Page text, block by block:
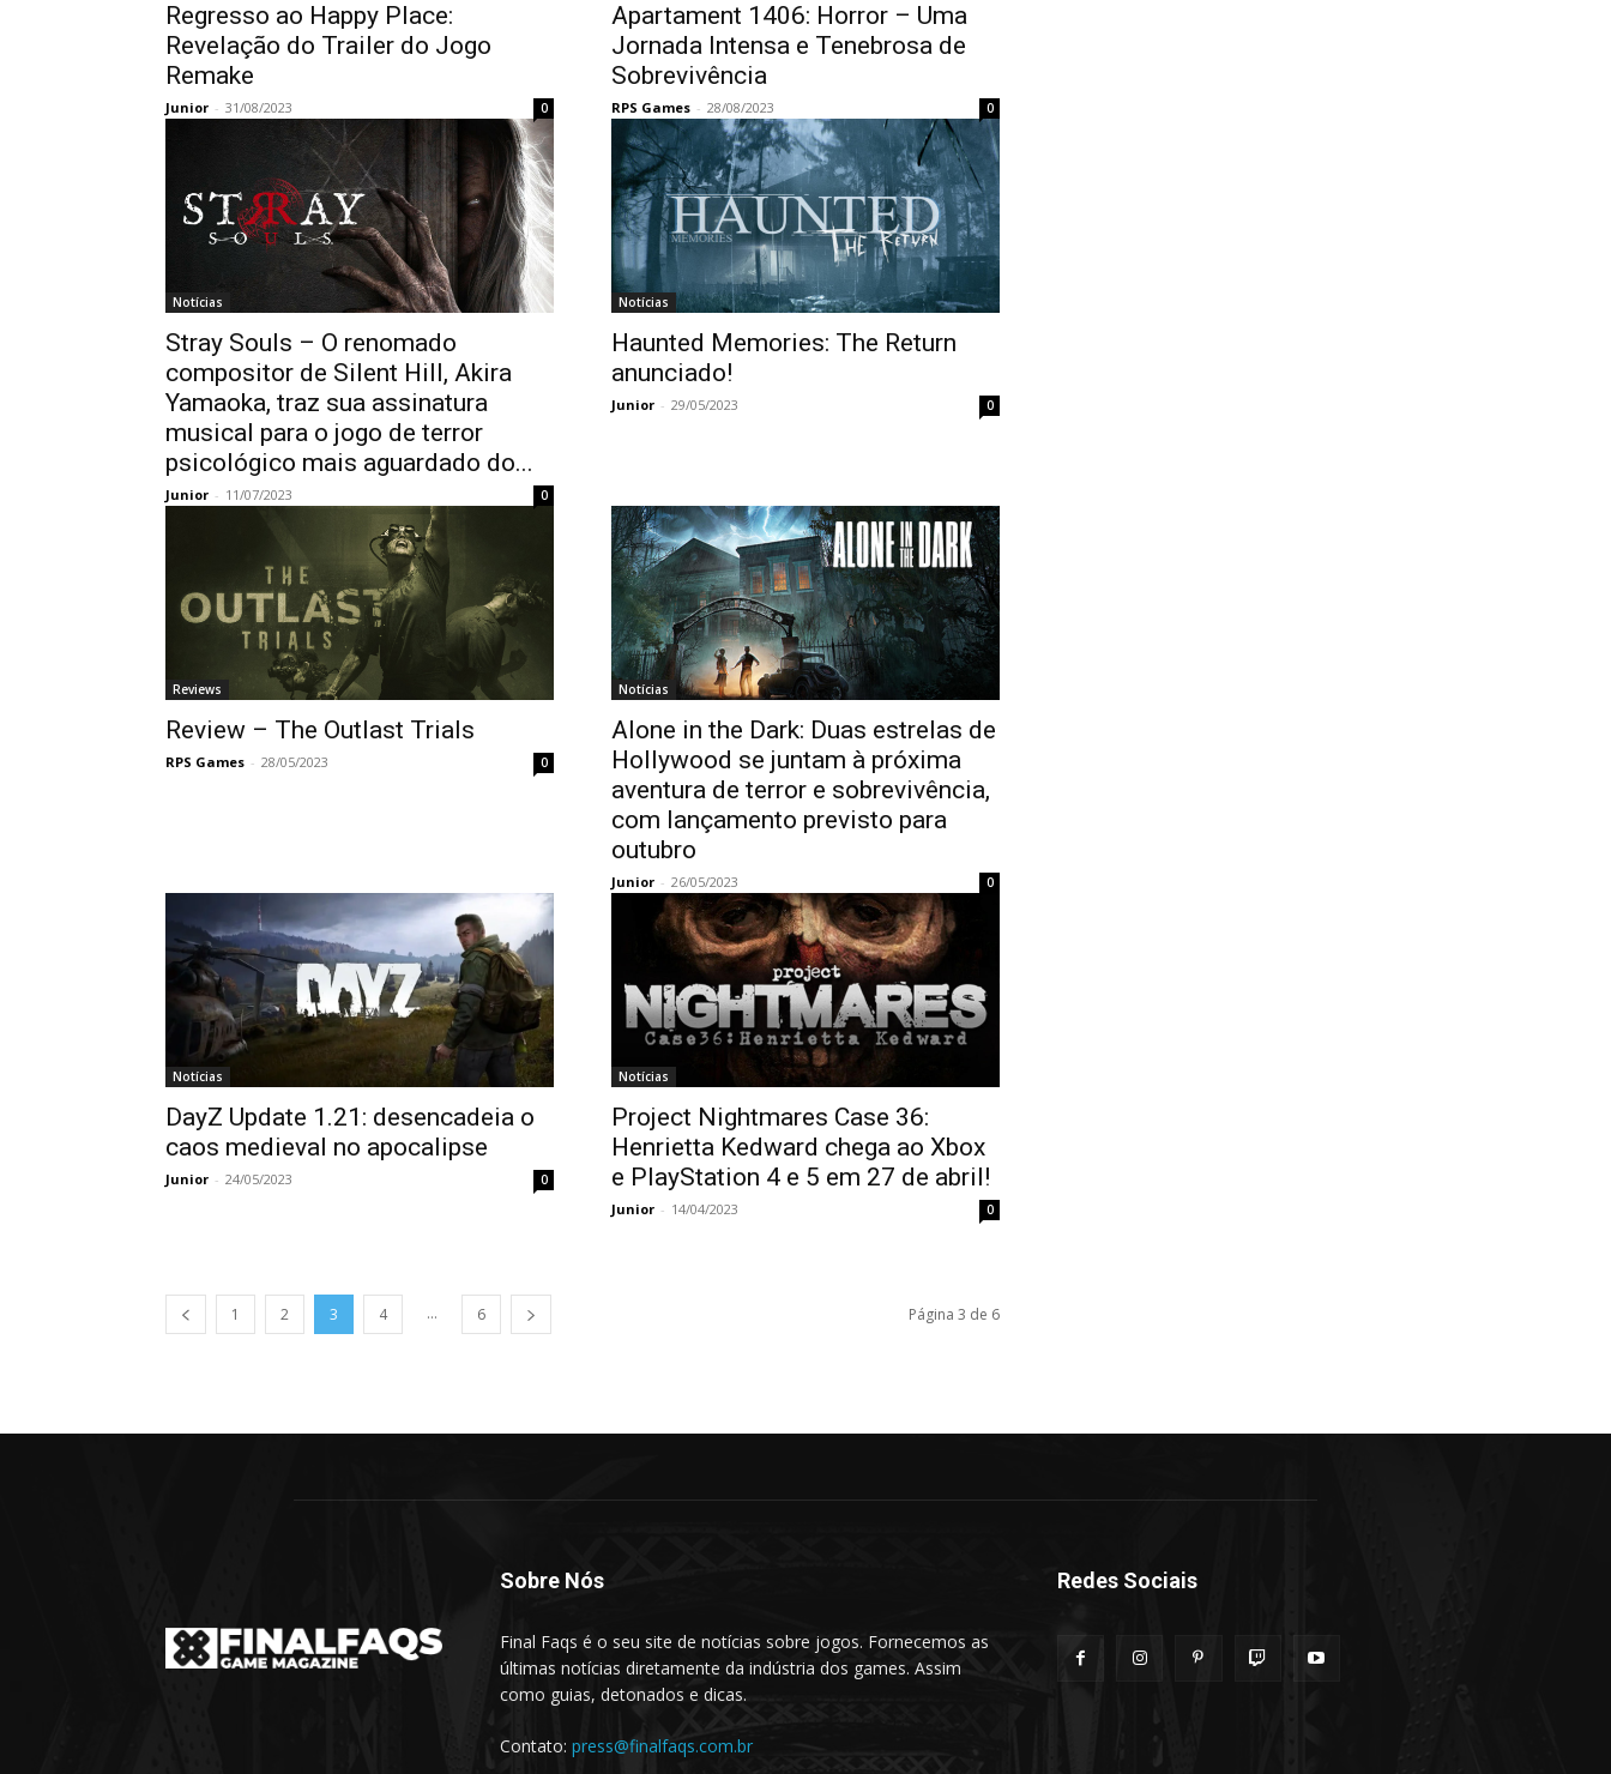
Regresso ao Happy Place:
Revelação do Trailer do Jogo
Remake
Junior - 31/08/2023 0
Apartament 1406: Horror – Uma
Jornada Intensa e Tenebrosa de
Sobrevivência
RPS Games - 28/08/2023 0
Notícias
Stray Souls – O renomado
compositor de Silent Hill, Akira
Yamaoka, traz sua assinatura
musical para o jogo de terror
psicológico mais aguardado do...
Junior - 11/07/2023 0
Notícias
Haunted Memories: The Return
anunciado!
Junior - 29/05/2023 0
Reviews
Review – The Outlast Trials
RPS Games - 28/05/2023 0
Notícias
Alone in the Dark: Duas estrelas de
Hollywood se juntam à próxima
aventura de terror e sobrevivência,
com lançamento previsto para
outubro
Junior - 26/05/2023 0
Notícias
DayZ Update 1.21: desencadeia o
caos medieval no apocalipse
Junior - 24/05/2023 0
Notícias
Project Nightmares Case 36:
Henrietta Kedward chega ao Xbox
e PlayStation 4 e 5 em 27 de abril!
Junior - 14/04/2023 0
1 2 3 4 ... 6 Página 3 de 6
Sobre Nós
Final Faqs é o seu site de notícias sobre jogos. Fornecemos as
últimas notícias diretamente da indústria dos games. Assim
como guias, detonados e dicas.
Contato: press@finalfaqs.com.br
Redes Sociais